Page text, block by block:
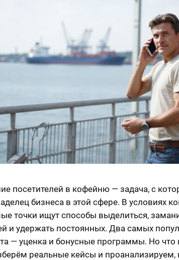
посетителей в кофейню — задача, с
бизнеса в этой сфере. В условиях
точки ищут способы выделиться,
и удержать постоянных. Два самых
— уценка и бонусные программы. Но что
реальные кейсы и проанализируем,